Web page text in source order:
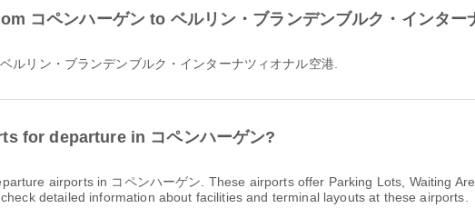
コペンハーゲン to ベルリン・ブランデンブルク・インター
ルリン・ブランデンブルク・インターナツィオナル空港.
for departure in コペンハーゲン?
airports in コペンハーゲン. These airports offer Parking Lots, Waiting
detailed information about facilities and terminal layouts at these airports.